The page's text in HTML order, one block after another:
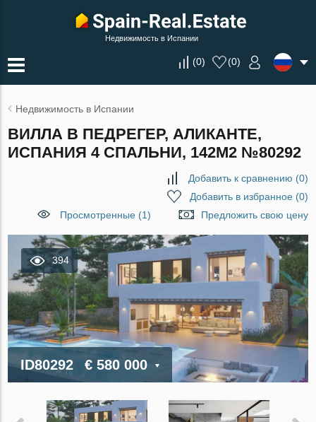
Недвижимость в Испании
(0) (0)
Недвижимость в Испании
ВИЛЛА В ПЕДРЕГЕР, АЛИКАНТЕ,
ИСПАНИЯ 4 СПАЛЬНИ, 142М2 №80292
Добавить к сравнению (0)
Добавить в избранное(0)
Просмотренные (1)
Предложить свою цену
394
ID80292 € 580 000